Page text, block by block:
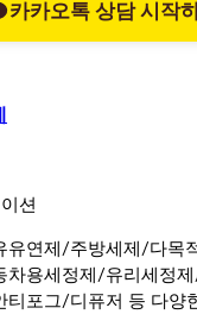
카카오톡 상담 시작하
유연제/주방세제/다목
차용세정제/유리세정제
티포그/디퓨저 등 다양